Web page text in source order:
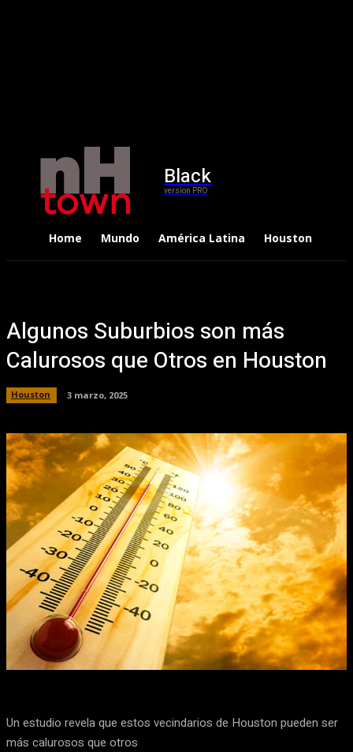
Black
version PRO
Home Mundo América Latina Houston
Algunos Suburbios son más
Calurosos que Otros en Houston
Houston 3 marzo, 2025
Facebook Pinterest WhatsApp
Un estudio revela que estos vecindarios de Houston pueden ser
más calurosos que otros